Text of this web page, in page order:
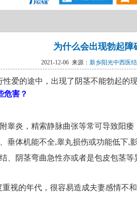
为什么会出现勃起障
2021-12-06 来源： 新乡阳光中西医
爱的途中，出现了阴茎不能勃起
危害？
睾炎，精索静脉曲张等常可导致阳
垂体机能不全,睾丸损伤或功能低下,
、阴茎弯曲急性亦或者是包皮包茎等
重视的年代，很容易造成夫妻感情不